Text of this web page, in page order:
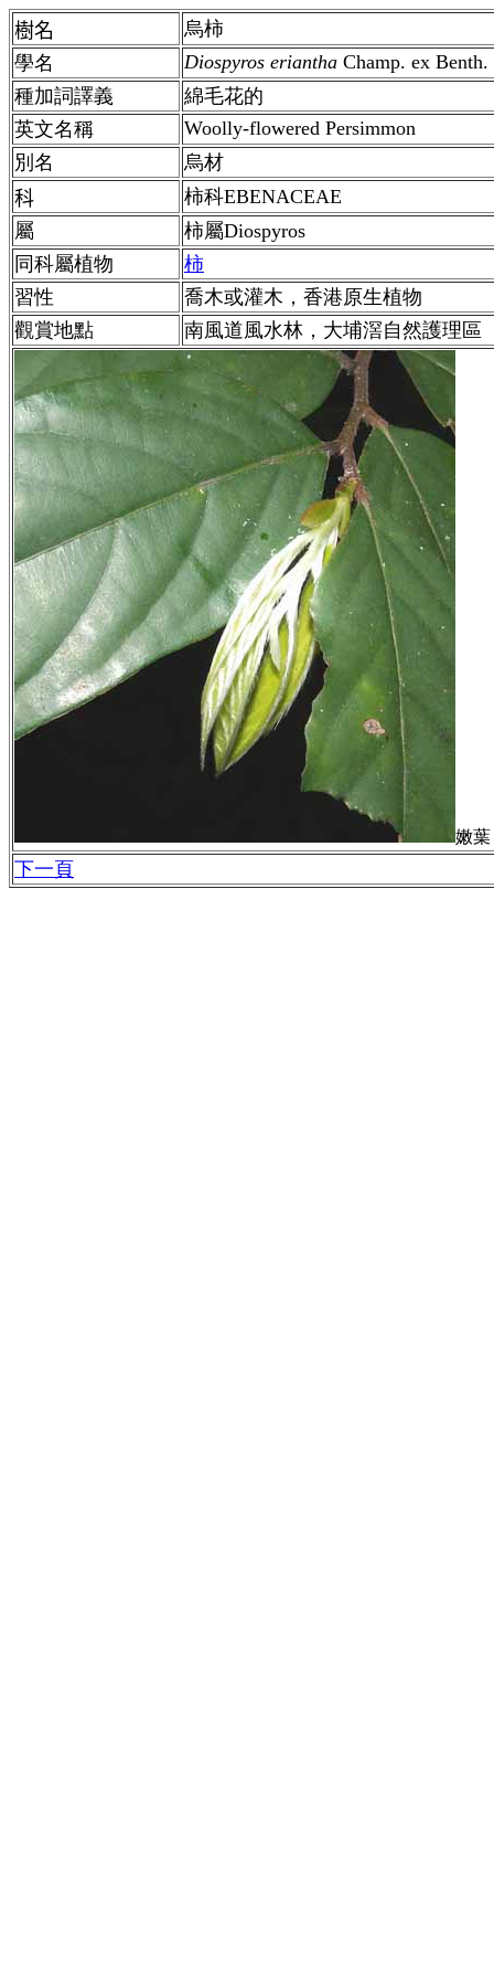
樹名
烏柿
學名
Diospyros eriantha Champ. ex Benth.
種加詞譯義
綿毛花的
英文名稱
Woolly-flowered Persimmon
別名
烏材
科
柿科EBENACEAE
屬
柿屬Diospyros
同科屬植物
柿
習性
喬木或灌木，香港原生植物
觀賞地點
南風道風水林，大埔滘自然護理區
嫩葉
下一頁